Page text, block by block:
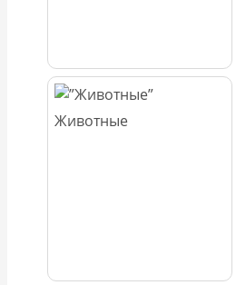
Животные